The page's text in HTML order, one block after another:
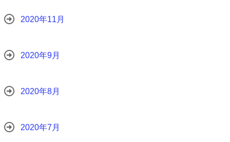
2020年11月
2020年9月
2020年8月
2020年7月